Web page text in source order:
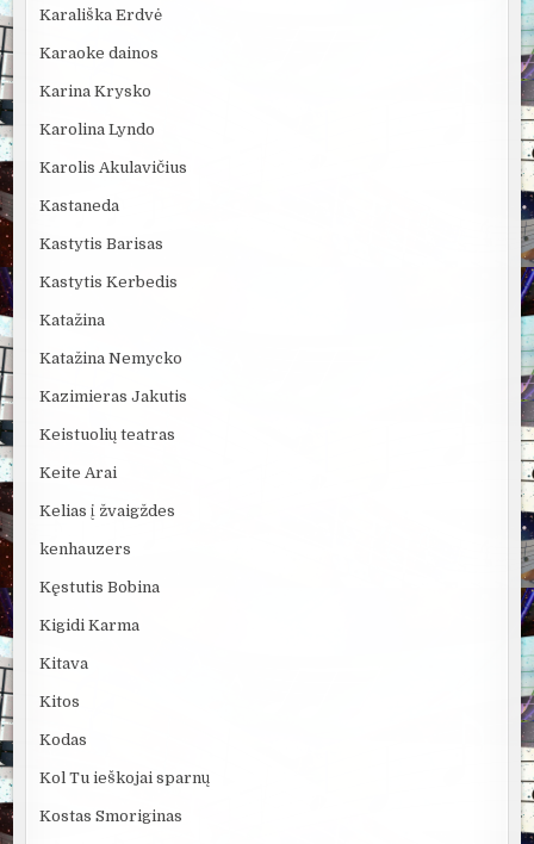
Karališka Erdvė
Karaoke dainos
Karina Krysko
Karolina Lyndo
Karolis Akulavičius
Kastaneda
Kastytis Barisas
Kastytis Kerbedis
Katažina
Katažina Nemycko
Kazimieras Jakutis
Keistuolių teatras
Keite Arai
Kelias į žvaigždes
kenhauzers
Kęstutis Bobina
Kigidi Karma
Kitava
Kitos
Kodas
Kol Tu ieškojai sparnų
Kostas Smoriginas